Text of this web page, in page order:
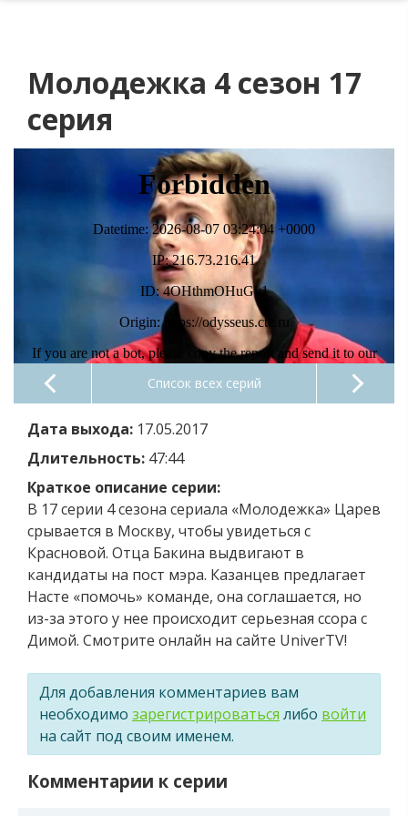
Молодежка 4 сезон 17
серия
Список всех серий
Дата выхода: 17.05.2017
Длительность: 47:44
Краткое описание серии:
В 17 серии 4 сезона сериала «Молодежка» Царев
срывается в Москву, чтобы увидеться с
Красновой. Отца Бакина выдвигают в
кандидаты на пост мэра. Казанцев предлагает
Насте «помочь» команде, она соглашается, но
из-за этого у нее происходит серьезная ссора с
Димой. Смотрите онлайн на сайте UniverTV!
Для добавления комментариев вам
необходимо зарегистрироваться либо войти
на сайт под своим именем.
Комментарии к серии